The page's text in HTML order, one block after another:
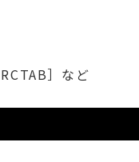
］など